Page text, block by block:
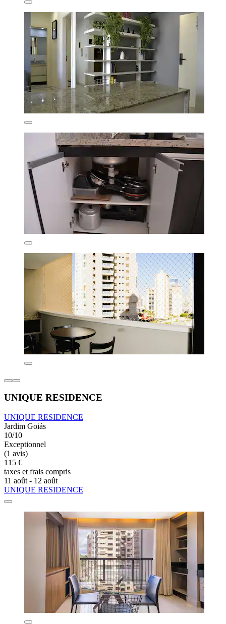
UNIQUE RESIDENCE
UNIQUE RESIDENCE
Jardim Goiás
10/10
Exceptionnel
(1 avis)
115 €
taxes et frais compris
11 août - 12 août
UNIQUE RESIDENCE